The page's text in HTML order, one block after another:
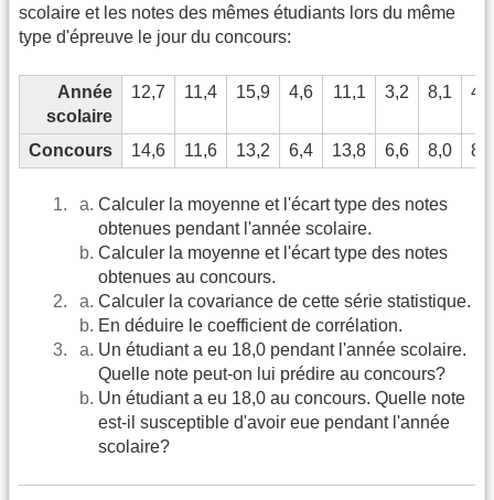
scolaire et les notes des mêmes étudiants lors du même
type d'épreuve le jour du concours:
Année
scolaire
12,7 11,4 15,9 4,6 11,1 3,2 8,1 4,6
Concours 14,6 11,6 13,2 6,4 13,8 6,6 8,0 8,8
Calculer la moyenne et l'écart type des notes
obtenues pendant l'année scolaire.
Calculer la moyenne et l'écart type des notes
obtenues au concours.
Calculer la covariance de cette série statistique.
En déduire le coefficient de corrélation.
Un étudiant a eu 18,0 pendant l'année scolaire.
Quelle note peut-on lui prédire au concours?
Un étudiant a eu 18,0 au concours. Quelle note
est-il susceptible d'avoir eue pendant l'année
scolaire?